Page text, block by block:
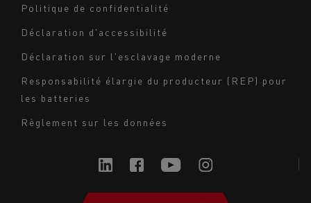
bas
de
page
-
Milieu
Politique de confidentialité
Déclaration d'accessibilité
Déclaration sur l'esclavage moderne
Responsabilité élargie du producteur (REP) pour
les batteries
Règlement sur les données